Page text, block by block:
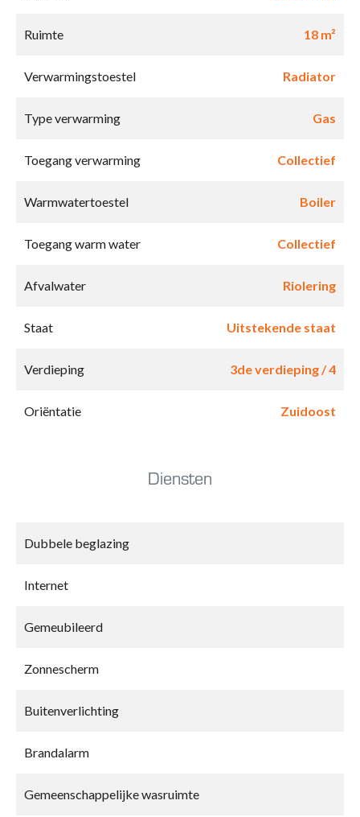
Ruimte 18 m²
Verwarmingstoestel Radiator
Type verwarming Gas
Toegang verwarming Collectief
Warmwatertoestel Boiler
Toegang warm water Collectief
Afvalwater Riolering
Staat Uitstekende staat
Verdieping 3de verdieping / 4
Oriëntatie Zuidoost
Diensten
Dubbele beglazing
Internet
Gemeubileerd
Zonnescherm
Buitenverlichting
Brandalarm
Gemeenschappelijke wasruimte